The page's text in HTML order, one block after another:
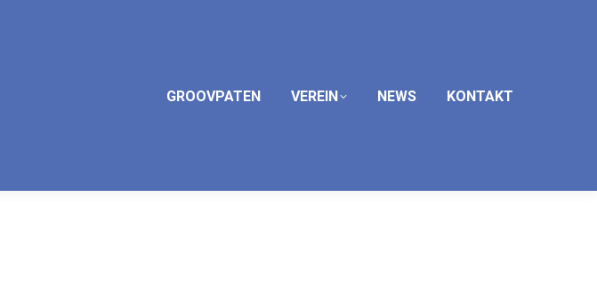
GROOVPATEN VEREIN NEWS KONTAKT